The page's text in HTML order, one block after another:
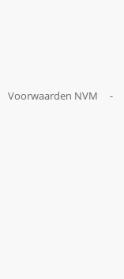
Voorwaarden NVM -